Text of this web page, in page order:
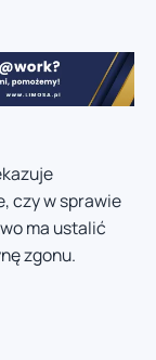
czy w sprawie
ma ustalić
zgonu.